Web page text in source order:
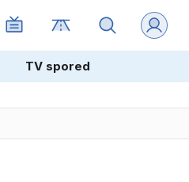
TV spored